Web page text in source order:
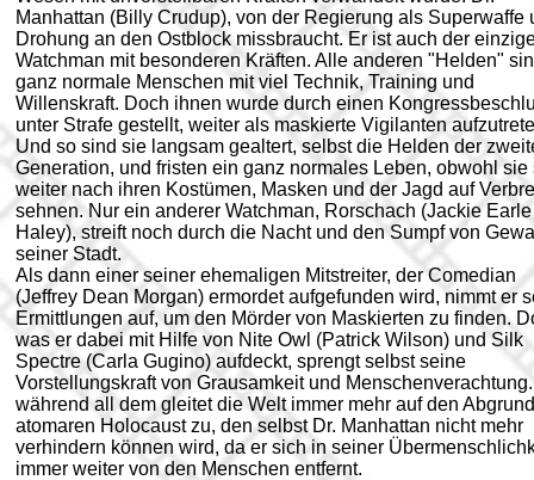
Manhattan (Billy Crudup), von der Regierung als Superwaffe
Drohung an den Ostblock missbraucht. Er ist auch der
Watchman mit besonderen Kräften. Alle anderen "Helden"
ganz normale Menschen mit viel Technik, Training und
Willenskraft. Doch ihnen wurde durch einen
unter Strafe gestellt, weiter als maskierte Vigilanten
Und so sind sie langsam gealtert, selbst die Helden der
Generation, und fristen ein ganz normales Leben, obwohl sie
weiter nach ihren Kostümen, Masken und der Jagd auf
sehnen. Nur ein anderer Watchman, Rorschach (Jackie Earle
Haley), streift noch durch die Nacht und den Sumpf von
seiner Stadt.
Als dann einer seiner ehemaligen Mitstreiter, der Comedian
(Jeffrey Dean Morgan) ermordet aufgefunden wird, nimmt er
Ermittlungen auf, um den Mörder von Maskierten zu finden.
was er dabei mit Hilfe von Nite Owl (Patrick Wilson) und Silk
Spectre (Carla Gugino) aufdeckt, sprengt selbst seine
Vorstellungskraft von Grausamkeit und
während all dem gleitet die Welt immer mehr auf den
atomaren Holocaust zu, den selbst Dr. Manhattan nicht mehr
verhindern können wird, da er sich in seiner
immer weiter von den Menschen entfernt.